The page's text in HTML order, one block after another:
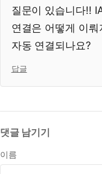
질문이 있습니다!!
연결은 어떻게 이
자동 연결되나요?
답글
댓글 남기기
이름